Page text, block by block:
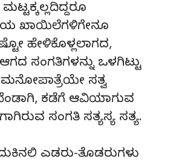
ಖಾಯಿಲೆಗಳಿಗೇನೂ
ಹೇಳಿಕೊಳ್ಲಲಾಗದ,
ಸಂಗತಿಗಳನ್ನು ಒಳಗಿಟ್ಟು
ಸತ್ವ
ಕಡೆಗೆ ಆವಿಯಾಗುವ
ಸಂಗತಿ ಸತ್ಯಸ್ಯ ಸತ್ಯ.
ಎಡರು-ತೊಡರುಗಳು